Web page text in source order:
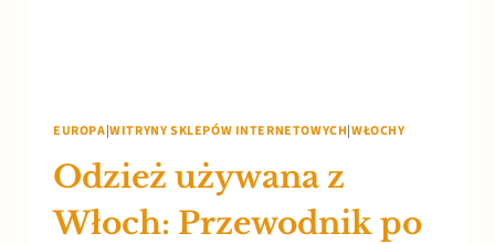
EUROPA|WITRYNY SKLEPÓW INTERNETOWYCH|WŁOCHY
Odzież używana z
Włoch: Przewodnik po